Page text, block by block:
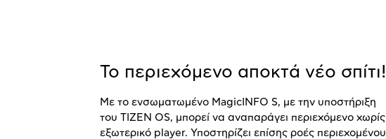
Το περιεχόμενο αποκτά νέο σπίτι!
Με το ενσωματωμένο MagicINFO S, με την υποστήριξη
του TIZEN OS, μπορεί να αναπαράγει περιεχόμενο χωρίς
εξωτερικό player. Υποστηρίζει επίσης ροές περιεχομένου